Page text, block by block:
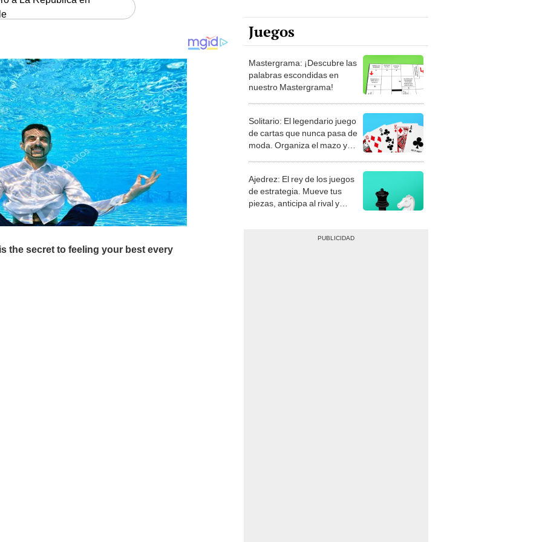
Juegos
Mastergrama: ¡Descubre las
palabras escondidas en
nuestro Mastergrama!
Solitario: El legendario juego
de cartas que nunca pasa de
moda. Organiza el mazo y
Ajedrez: El rey de los juegos
de estrategia. Mueve tus
piezas, anticipa al rival y